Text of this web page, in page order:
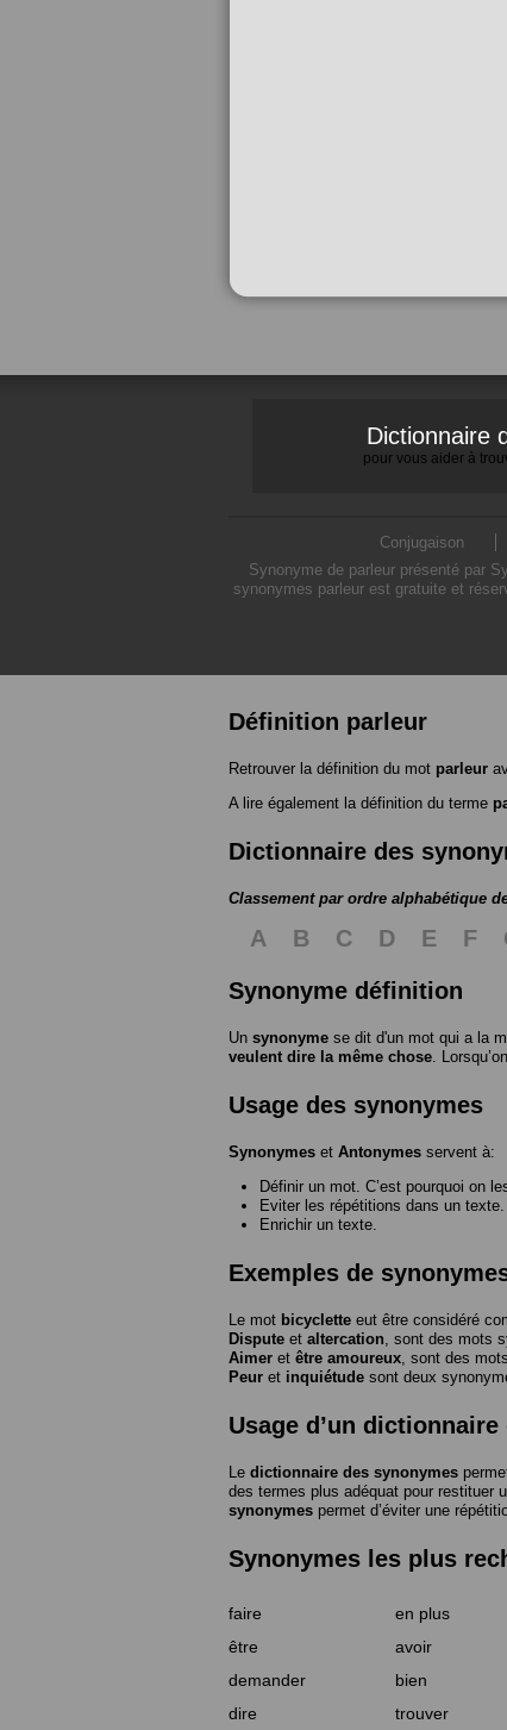
Dictionnaire
pour vous aider à
Conjugaison
Synonyme de parleur présenté par
synonymes parleur est gratuite et
Définition parleur
Retrouver la définition du mot parleur
A lire également la définition du terme
Dictionnaire des
Classement par ordre alphabétique
A B C D E F
Synonyme définition
Un synonyme se dit d'un mot qui a la
veulent dire la même chose .
Usage des synonymes
Synonymes et Antonymes servent à:
Définir un mot. C’est pourquoi on
Eviter les répétitions dans un texte.
Enrichir un texte.
Exemples de
Le mot bicyclette eut être considéré
Dispute et altercation , sont des mots
Aimer et être amoureux , sont des
Peur et inquiétude sont deux
Usage d’un
Le dictionnaire des synonymes
des termes plus adéquat pour restituer
synonymes permet d’éviter une
Synonymes les plus
faire en plus
être
avoir
demander
bien
dire
trouver